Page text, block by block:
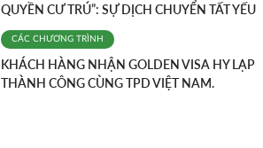
QUYỀN CƯ TRÚ”: SỰ DỊCH CHUYỂN TẤT YẾU
CÁC CHƯƠNG TRÌNH
KHÁCH HÀNG NHẬN GOLDEN VISA HY LẠP
THÀNH CÔNG CÙNG TPD VIỆT NAM.